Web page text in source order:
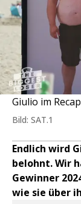
Giulio im
Bild: SAT.1
Endlich wird
belohnt. Wir
Gewinner
wie sie über